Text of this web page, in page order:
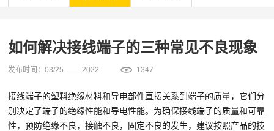
如何解决接线端子的三种常见不良现象
发布时间：03/25 —— 2022 1347
接线端子的塑料绝缘材料和导电部件直接关系到端子的质量，它们分
别决定了端子的绝缘性能和导电性能。为确保接线端子的质量和可靠
性，预防绝缘不良，接触不良，固定不良的发生，建议按照产品的技